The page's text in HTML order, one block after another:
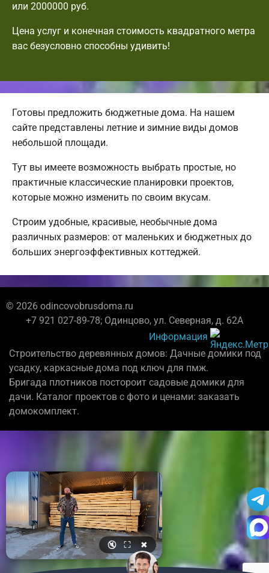
или 2000000 руб.
Цена услуг и конечная стоимость квадратного метра
вас безусловно способны удивить!
Готовы предложить бюджетные дома. На нашем
сайте представлены летние и зимние виды домов
небольшой площади.
Тут вы имеете возможность выбрать простые, но
практичные классические планировки проектов,
которые можно изменить по своим вкусам.
Строим удобные, красивые, необычные дома
различных размеров: от маленьких и бюджетных до
больших энергоэффективных коттеджей.
© 2026 odincovobrusdoma.ru
+7 921 027-89-78; Одинцово, ул. Северная, д. 62А
Информация
Строительство деревянных домов: Дачные домики под
усадку, каркасные дома под ключ для пмж.
Бригада плотников постороит садовые домики для
дачи. Каталог проектов с фото и ценами: заказать
домокомплект.
🔇 ⛶ ✖